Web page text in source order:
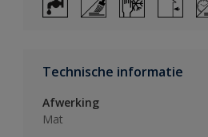
Technische informatie
Afwerking
Mat